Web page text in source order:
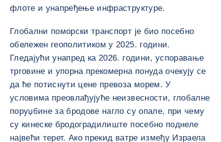
флоте и унапређење инфраструктуре.
Глобални поморски транспорт је био посебно
обележен геополитиком у 2025. години.
Гледајући унапред ка 2026. години, успоравање
трговине и упорна прекомерна понуда очекују се
да ће потиснути цене превоза морем. У
условима преовлађујуће неизвесности, глобалне
поруџбине за бродове нагло су опале, при чему
су кинеске бродоградилиште посебно поднеле
највећи терет. Ако прекид ватре између Израела